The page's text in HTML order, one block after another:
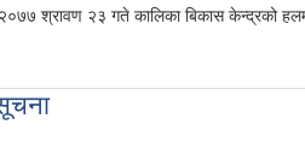
श्रावण २३ गते कालिका बिकास केन्द्रको